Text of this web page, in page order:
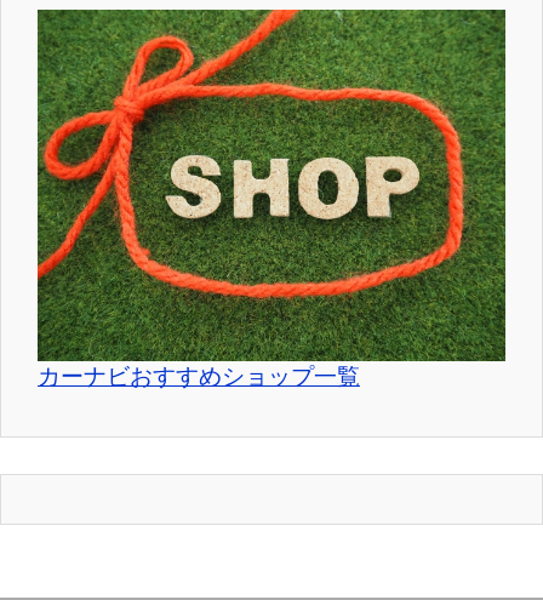
カーナビおすすめショップ一覧